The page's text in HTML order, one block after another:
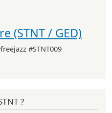
(STNT / GED)
#STNT009
?